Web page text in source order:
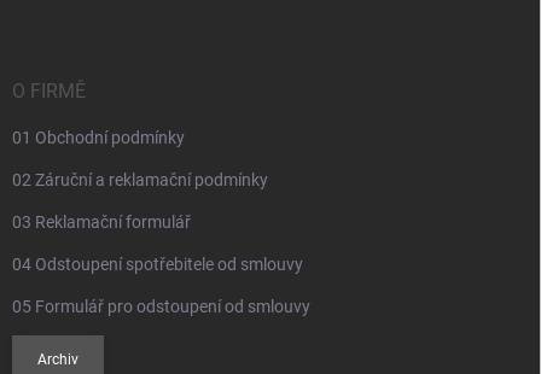
O FIRMĚ
01 Obchodní podmínky
02 Záruční a reklamační podmínky
03 Reklamační formulář
04 Odstoupení spotřebitele od smlouvy
05 Formulář pro odstoupení od smlouvy
Archiv